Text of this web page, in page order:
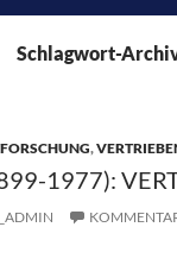
Schlagwort-
,
1977):